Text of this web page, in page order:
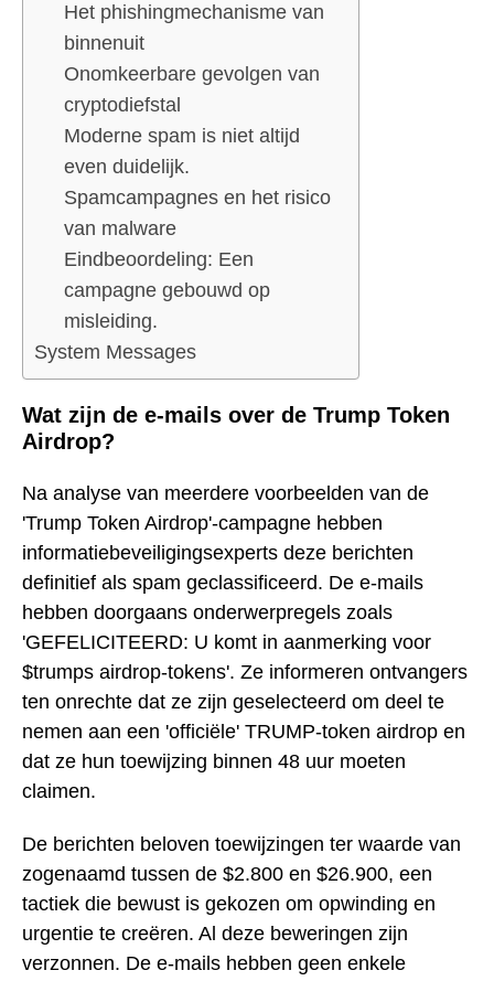
Het phishingmechanisme van
binnenuit
Onomkeerbare gevolgen van
cryptodiefstal
Moderne spam is niet altijd
even duidelijk.
Spamcampagnes en het risico
van malware
Eindbeoordeling: Een
campagne gebouwd op
misleiding.
System Messages
Wat zijn de e-mails over de Trump Token
Airdrop?
Na analyse van meerdere voorbeelden van de
'Trump Token Airdrop'-campagne hebben
informatiebeveiligingsexperts deze berichten
definitief als spam geclassificeerd. De e-mails
hebben doorgaans onderwerpregels zoals
'GEFELICITEERD: U komt in aanmerking voor
$trumps airdrop-tokens'. Ze informeren ontvangers
ten onrechte dat ze zijn geselecteerd om deel te
nemen aan een 'officiële' TRUMP-token airdrop en
dat ze hun toewijzing binnen 48 uur moeten
claimen.
De berichten beloven toewijzingen ter waarde van
zogenaamd tussen de $2.800 en $26.900, een
tactiek die bewust is gekozen om opwinding en
urgentie te creëren. Al deze beweringen zijn
verzonnen. De e-mails hebben geen enkele